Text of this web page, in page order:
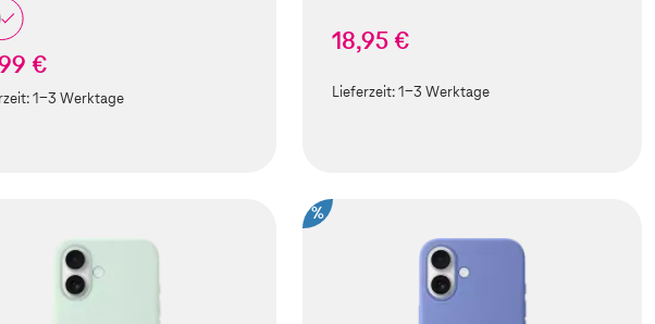
€
1-3 Werktage
18,95 €
Lieferzeit:1-3 Werktage
%